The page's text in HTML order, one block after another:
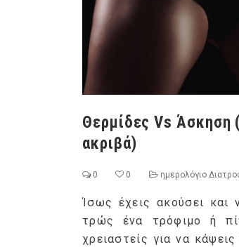
Θερμίδες Vs Άσκηση
ακριβά)
0 0 ημερολόγιο
Ίσως έχεις ακούσει και
τρώς ένα τρόφιμο ή
χρειαστείς για να